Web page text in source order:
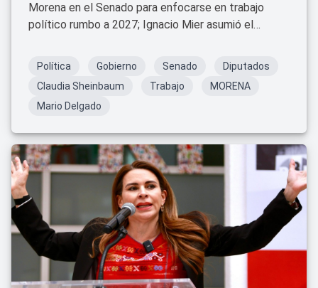
Morena en el Senado para enfocarse en trabajo
político rumbo a 2027; Ignacio Mier asumió el
Política Gobierno Senado
Diputados
Claudia Sheinbaum
Trabajo
MORENA
Mario Delgado